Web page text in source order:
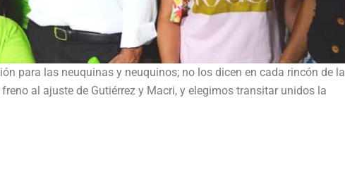
para las neuquinas y neuquinos; no los dicen en cada rincón de la
al ajuste de Gutiérrez y Macri, y elegimos transitar unidos la